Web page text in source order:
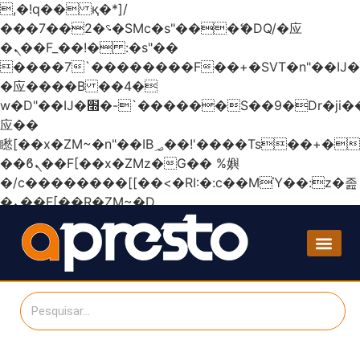
,�!q�� қ�*]/
���؝�2��7�SMc�s"���ޭ�DQ/�应
�ܢ��F_��!� :�s"��
����7`��������F
�应����B ��4�
w�D"��IJ�׭�-`������S��9�Dr�ji��EJ߅��gJ�
应��
矁[��x�ZM~�n"��IB؃��!'����Тѕ��+��(m��IK�ʭ�/|
��ϐܢ��F[��x�ZMz�G�� %嬩
�/c��������[[��<�RI:�:c��MΎ��:z�졾
�ܢ��F[��R�ZM~�D